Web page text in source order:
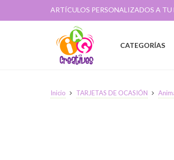
ARTÍCULOS PERSONALIZADOS A TU
CATEGORÍAS
Inicio TARJETAS DE OCASIÓN